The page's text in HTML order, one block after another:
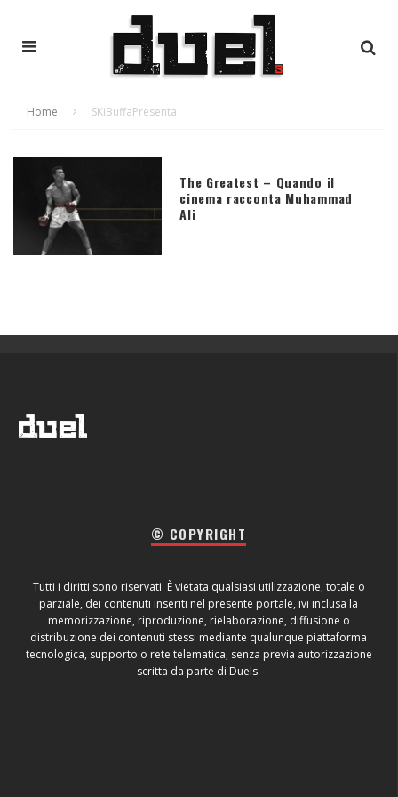
Home SKiBuffaPresenta
The Greatest – Quando il
cinema racconta Muhammad
Ali
© COPYRIGHT
Tutti i diritti sono riservati. È vietata qualsiasi utilizzazione, totale o
parziale, dei contenuti inseriti nel presente portale, ivi inclusa la
memorizzazione, riproduzione, rielaborazione, diffusione o
distribuzione dei contenuti stessi mediante qualunque piattaforma
tecnologica, supporto o rete telematica, senza previa autorizzazione
scritta da parte di Duels.